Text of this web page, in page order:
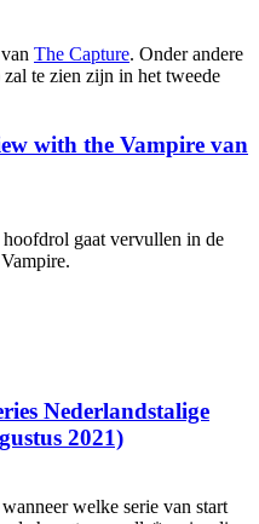
The Capture. Onder andere
te zien zijn in het tweede
with the Vampire van
gaat vervullen in de
Nederlandstalige
2021)
welke serie van start